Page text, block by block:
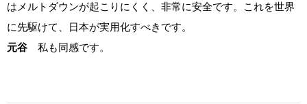
はメルトダウンが起こりにくく、非常に安全です。これを世界
に先駆けて、日本が実用化すべきです。
元谷 私も同感です。